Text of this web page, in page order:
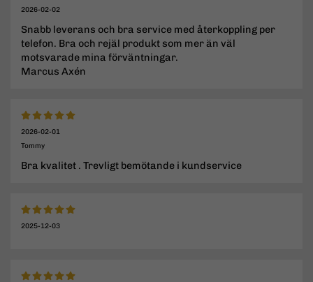
2026-02-02
Snabb leverans och bra service med återkoppling per
telefon. Bra och rejäl produkt som mer än väl
motsvarade mina förväntningar.
Marcus Axén
2026-02-01
Tommy
Bra kvalitet . Trevligt bemötande i kundservice
2025-12-03